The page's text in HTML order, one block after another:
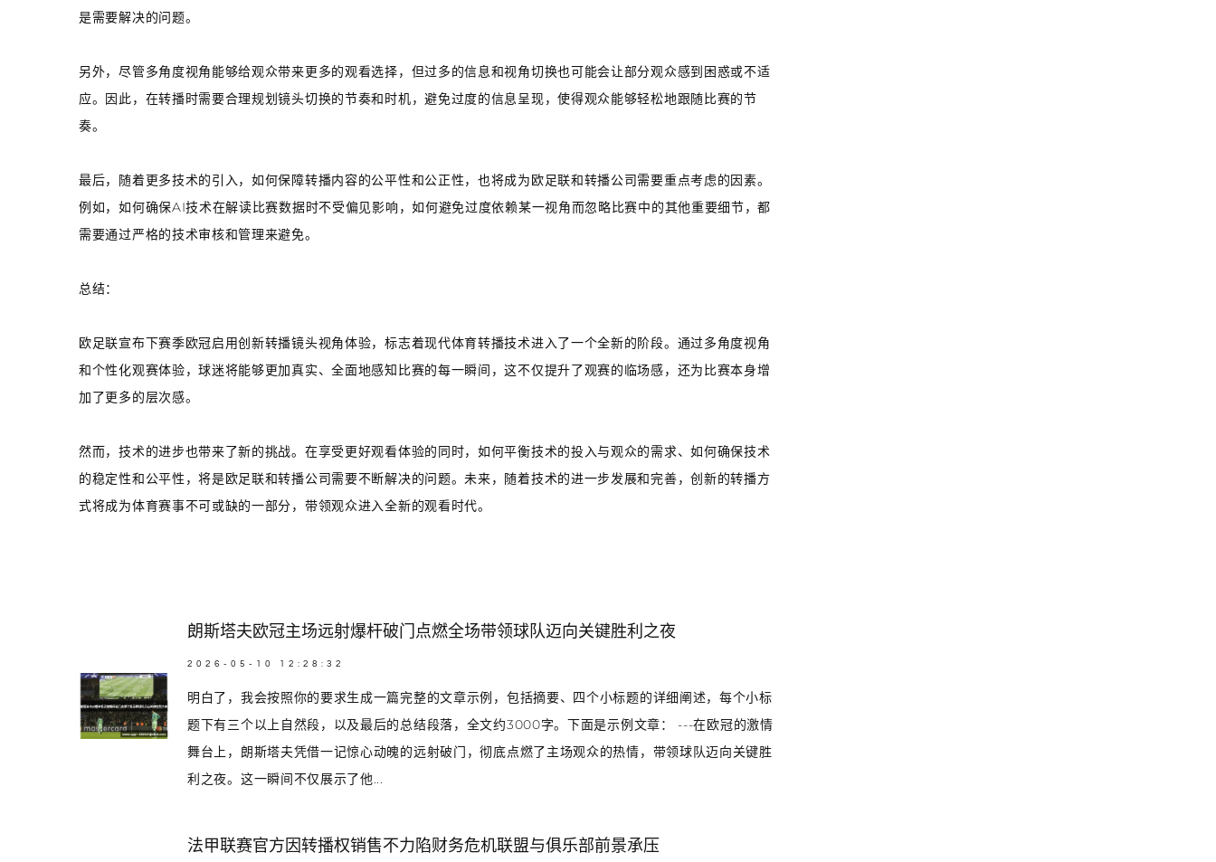
是需要解决的问题。
另外，尽管多角度视角能够给观众带来更多的观看选择，但过多的信息和视角切换也可能会让部分观众感到困惑或不适
应。因此，在转播时需要合理规划镜头切换的节奏和时机，避免过度的信息呈现，使得观众能够轻松地跟随比赛的节
奏。
最后，随着更多技术的引入，如何保障转播内容的公平性和公正性，也将成为欧足联和转播公司需要重点考虑的因素。
例如，如何确保AI技术在解读比赛数据时不受偏见影响，如何避免过度依赖某一视角而忽略比赛中的其他重要细节，都
需要通过严格的技术审核和管理来避免。
总结：
欧足联宣布下赛季欧冠启用创新转播镜头视角体验，标志着现代体育转播技术进入了一个全新的阶段。通过多角度视角
和个性化观赛体验，球迷将能够更加真实、全面地感知比赛的每一瞬间，这不仅提升了观赛的临场感，还为比赛本身增
加了更多的层次感。
然而，技术的进步也带来了新的挑战。在享受更好观看体验的同时，如何平衡技术的投入与观众的需求、如何确保技术
的稳定性和公平性，将是欧足联和转播公司需要不断解决的问题。未来，随着技术的进一步发展和完善，创新的转播方
式将成为体育赛事不可或缺的一部分，带领观众进入全新的观看时代。
朗斯塔夫欧冠主场远射爆杆破门点燃全场带领球队迈向关键胜利之夜
2026-05-10 12:28:32
明白了，我会按照你的要求生成一篇完整的文章示例，包括摘要、四个小标题的详细阐述，每个小标
题下有三个以上自然段，以及最后的总结段落，全文约3000字。下面是示例文章： ---在欧冠的激情
舞台上，朗斯塔夫凭借一记惊心动魄的远射破门，彻底点燃了主场观众的热情，带领球队迈向关键胜
利之夜。这一瞬间不仅展示了他...
法甲联赛官方因转播权销售不力陷财务危机联盟与俱乐部前景承压